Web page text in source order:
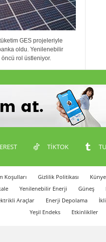
GES projeleriyle
oldu. Yenilenebilir
rol üstleniyor.
TIKTOK
Koşulları Gizlilik Politikası Künye
Yenilenebilir Enerji Güneş
Araçlar Enerji Depolama
Yeşil Endeks
Etkinlikller